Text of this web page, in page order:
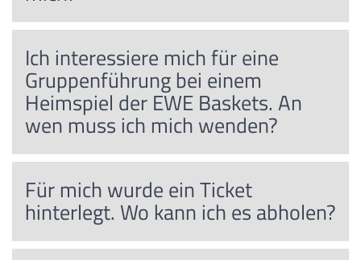
Ich interessiere mich für eine
Gruppenführung bei einem
Heimspiel der EWE Baskets. An
wen muss ich mich wenden?
Für mich wurde ein Ticket
hinterlegt. Wo kann ich es abholen?